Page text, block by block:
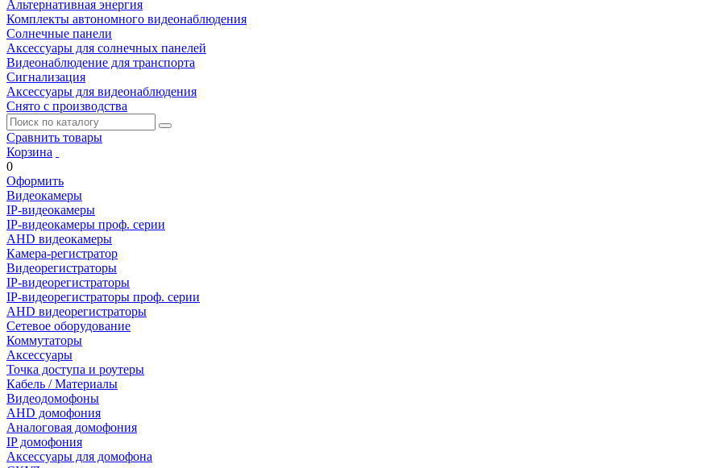
Альтернативная энергия
Комплекты автономного видеонаблюдения
Солнечные панели
Аксессуары для солнечных панелей
Видеонаблюдение для транспорта
Сигнализация
Аксессуары для видеонаблюдения
Снято с производства
Сравнить товары
Корзина
0
Оформить
Видеокамеры
IP-видеокамеры
IP-видеокамеры проф. серии
AHD видеокамеры
Камера-регистратор
Видеорегистраторы
IP-видеорегистраторы
IP-видеорегистраторы проф. серии
AHD видеорегистраторы
Сетевое оборудование
Коммутаторы
Аксессуары
Точка доступа и роутеры
Кабель / Материалы
Видеодомофоны
AHD домофония
Аналоговая домофония
IP домофония
Аксессуары для домофона